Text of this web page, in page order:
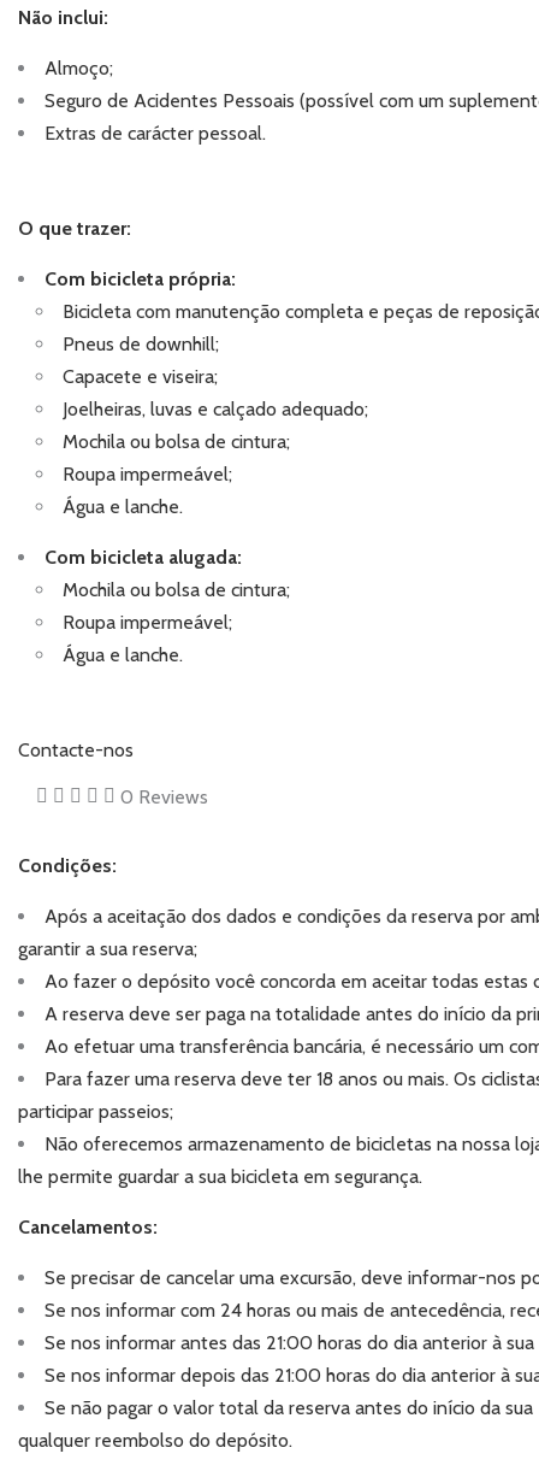
Não inclui:
Almoço;
Seguro de Acidentes Pessoais (possível com um
Extras de carácter pessoal.
O que trazer:
Com bicicleta própria:
Bicicleta com manutenção completa e peças de
Pneus de downhill;
Capacete e viseira;
Joelheiras, luvas e calçado adequado;
Mochila ou bolsa de cintura;
Roupa impermeável;
Água e lanche.
Com bicicleta alugada:
Mochila ou bolsa de cintura;
Roupa impermeável;
Água e lanche.
Contacte-nos
0 Reviews
Condições:
Após a aceitação dos dados e condições da reserva por
garantir a sua reserva;
Ao fazer o depósito você concorda em aceitar todas estas
A reserva deve ser paga na totalidade antes do início da
Ao efetuar uma transferência bancária, é necessário um
Para fazer uma reserva deve ter 18 anos ou mais. Os
participar passeios;
Não oferecemos armazenamento de bicicletas na nossa
lhe permite guardar a sua bicicleta em segurança.
Cancelamentos:
Se precisar de cancelar uma excursão, deve informar-nos
Se nos informar com 24 horas ou mais de antecedência,
Se nos informar antes das 21:00 horas do dia anterior à
Se nos informar depois das 21:00 horas do dia anterior à
Se não pagar o valor total da reserva antes do início da
qualquer reembolso do depósito.